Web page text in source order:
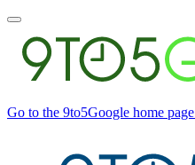
Toggle
main
menu
Go to the 9to5Google home page